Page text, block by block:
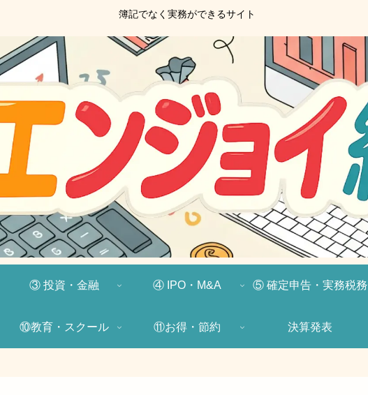
簿記でなく実務ができるサイト
③ 投資・金融 ④ IPO・M&A ⑤ 確定申告・実務税務
⑩教育・スクール ⑪お得・節約 決算発表